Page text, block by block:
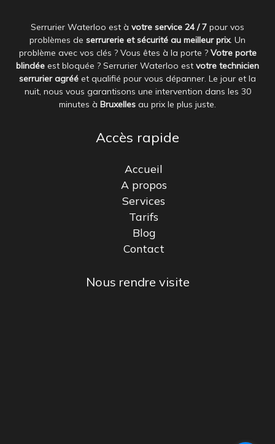
Serrurier Waterloo est à votre service 24 / 7 pour vos
problèmes de serrurerie et sécurité au meilleur prix. Un
problème avec vos clés ? Vous êtes à la porte ? Votre porte
blindée est bloquée ? Serrurier Waterloo est votre technicien
serrurier agréé et qualifié pour vous dépanner. Le jour et la
nuit, nous vous garantisons une intervention dans les 30
minutes à Bruxelles au prix le plus juste.
Accès rapide
Accueil
A propos
Services
Tarifs
Blog
Contact
Nous rendre visite